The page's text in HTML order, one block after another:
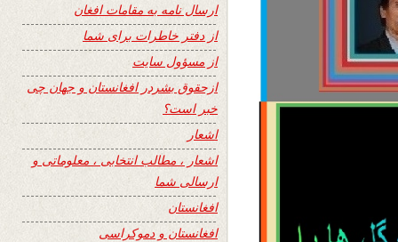
ارسال نامه به مقامات افغان
از دفتر خاطرات برای شما
از مسؤول سایت
ازحقوق بشردر افغانستان و جهان چی
خبر است؟
اشعار
اشعار ، مطالب انتخابی ، معلوماتی و
ارسالی شما
افغانستان
افغانستان و دموکراسی